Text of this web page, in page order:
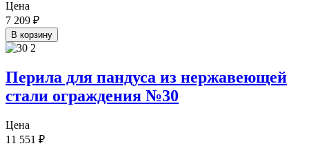
Цена
7 209 ₽
В корзину
Перила для пандуса из нержавеющей
стали ограждения №30
Цена
11 551 ₽